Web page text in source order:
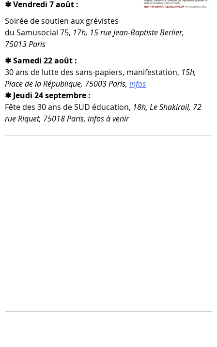
✱ Vendredi 7 août :
Soirée de sou­tien aux gré­vistes
du Samusocial 75, 17h, 15 rue Jean-​Baptiste Berlier,
75013 Paris
✱ Samedi 22 août :
30 ans de lutte des sans-​papiers, mani­fes­ta­tion, 15h,
Place de la République, 75003 Paris, infos
✱ Jeudi 24 septembre :
Fête des 30 ans de SUD édu­ca­tion, 18h, Le Shakirail, 72
rue Riquet, 75018 Paris, infos à venir